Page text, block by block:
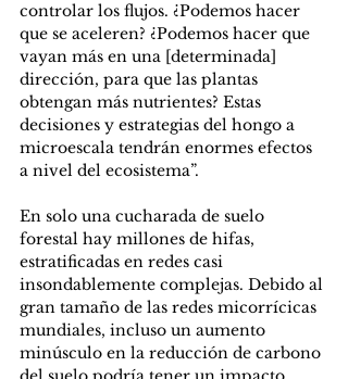
controlar los flujos. ¿Podemos hacer
que se aceleren? ¿Podemos hacer que
vayan más en una [determinada]
dirección, para que las plantas
obtengan más nutrientes? Estas
decisiones y estrategias del hongo a
microescala tendrán enormes efectos
a nivel del ecosistema”.
En solo una cucharada de suelo
forestal hay millones de hifas,
estratificadas en redes casi
insondablemente complejas. Debido al
gran tamaño de las redes micorrícicas
mundiales, incluso un aumento
minúsculo en la reducción de carbono